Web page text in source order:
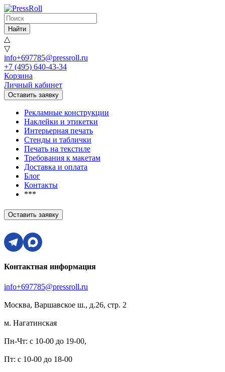
Найти
△
▽
info+697785@pressroll.ru
+7 (495) 640-43-34
Корзина
Личный кабинет
Оставить заявку
Рекламные конструкции
Наклейки и этикетки
Интерьерная печать
Стенды и таблички
Печать на текстиле
Требования к макетам
Доставка и оплата
Блог
Контакты
***
Оставить заявку
Контактная информация
info+697785@pressroll.ru
Москва, Варшавское ш., д.26, стр. 2
м. Нагатинская
Пн-Чт: с 10-00 до 19-00,
Пт: с 10-00 до 18-00